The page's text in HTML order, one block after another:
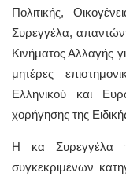
Πολιτικής,
Συρεγγέλα,
Κινήματος Αλλαγής
μητέρες
Ελληνικού και
χορήγησης της
Η κα Συρεγγέλα
συγκεκριμένων